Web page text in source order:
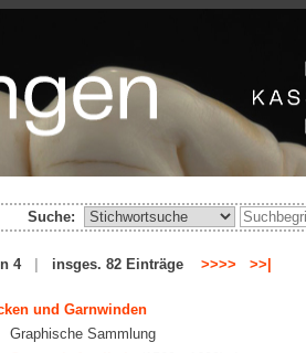
Suche:
4 insges. 82 Einträge >>>> >>|
und Garnwinden
Graphische Sammlung